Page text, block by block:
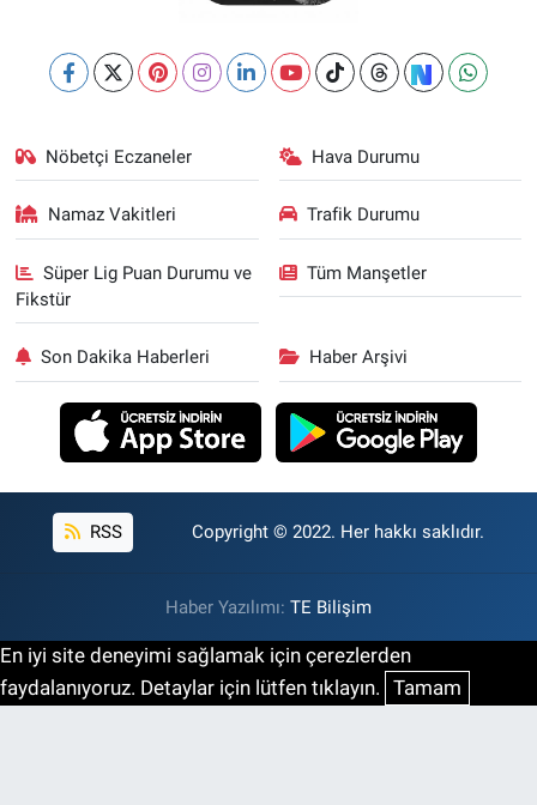
Nöbetçi Eczaneler Hava Durumu
Namaz Vakitleri Trafik Durumu
Süper Lig Puan Durumu ve
Fikstür
Tüm Manşetler
Son Dakika Haberleri Haber Arşivi
RSS Copyright © 2022. Her hakkı saklıdır.
Haber Yazılımı: TE Bilişim
En iyi site deneyimi sağlamak için çerezlerden
faydalanıyoruz. Detaylar için lütfen tıklayın. Tamam